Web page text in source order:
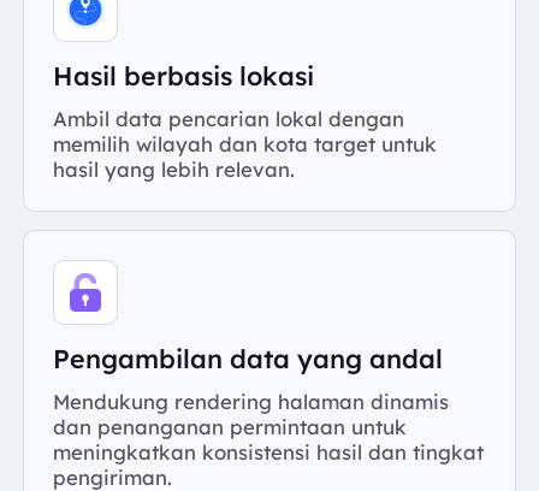
Hasil berbasis lokasi
Ambil data pencarian lokal dengan
memilih wilayah dan kota target untuk
hasil yang lebih relevan.
Pengambilan data yang andal
Mendukung rendering halaman dinamis
dan penanganan permintaan untuk
meningkatkan konsistensi hasil dan tingkat
pengiriman.